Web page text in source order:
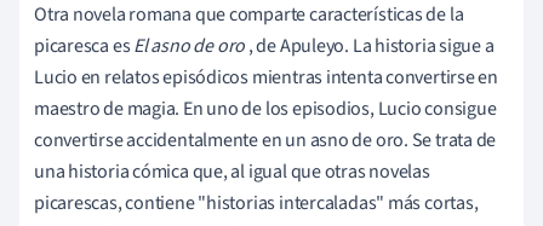
Otra novela romana que comparte características de la
picaresca esEl asno de oro, de Apuleyo. La historia sigue a
Lucio en relatos episódicos mientras intenta convertirse en
maestro de magia. En uno de los episodios, Lucio consigue
convertirse accidentalmente en un asno de oro. Se trata de
una historia cómica que, al igual que otras novelas
picarescas, contiene "historias intercaladas" más cortas,